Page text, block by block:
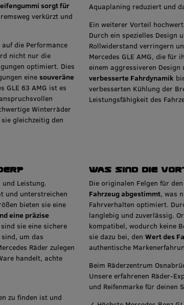
sorgt für
verkürzt und
die Performance
nicht nur die
optimiert. Dies
eine souveräne
GLE 63 AMG ist es
Winterräder
gleichzeitig den
Aquaplaning reduziert und
Ein weiterer Vorteil
Durch ein spezielles Design
Rollwiderstand verringern
Mercedes GLE AMG, die für
einem aggressiveren
verbesserte Fahrdynamik
verbesserten Kühlung der
Leistungsfähigkeit des
Leistung.
und unterstreichen
bieten sie eine
eine präzise
sie eine sichere
um das
Räder zulegen
handelt, achte
zu finden ist und
Was sind die
Die originalen Felgen für
Fahrzeug abgestimmt, was
Fahrverhalten optimiert.
langlebig und zuverlässig.
kompatibel, wodurch keine
sie dazu bei, den Wert des
authentische
Beim Räderzentrum
Unsere erfahrenen Räder-
und Reifenmarke für deinen